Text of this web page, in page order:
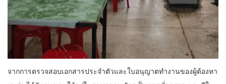
จากการตรวจสอบเอกสารประจำตัวและใบอนุญาตทำงานของผู้ต้องหา